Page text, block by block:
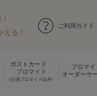
える！
ご利用ガイド
ポストカード・
ブロマイド
（公演ブロマイド以外）
ブロマイ
オーダーサ